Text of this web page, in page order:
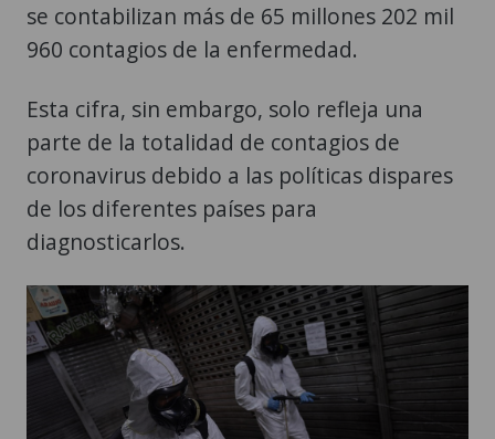
se contabilizan más de 65 millones 202 mil
960 contagios de la enfermedad.
Esta cifra, sin embargo, solo refleja una
parte de la totalidad de contagios de
coronavirus debido a las políticas dispares
de los diferentes países para
diagnosticarlos.